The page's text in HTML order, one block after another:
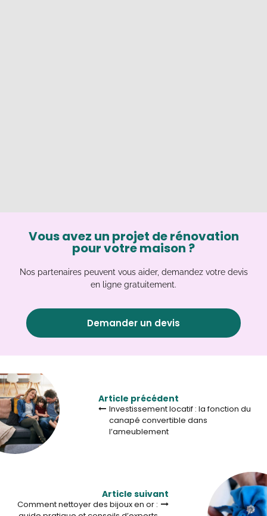
Vous avez un projet de rénovation
pour votre maison ?
Nos partenaires peuvent vous aider, demandez votre devis
en ligne gratuitement.
Demander un devis
Article précédent
Investissement locatif : la fonction du
canapé convertible dans
l’ameublement
Article suivant
Comment nettoyer des bijoux en or :